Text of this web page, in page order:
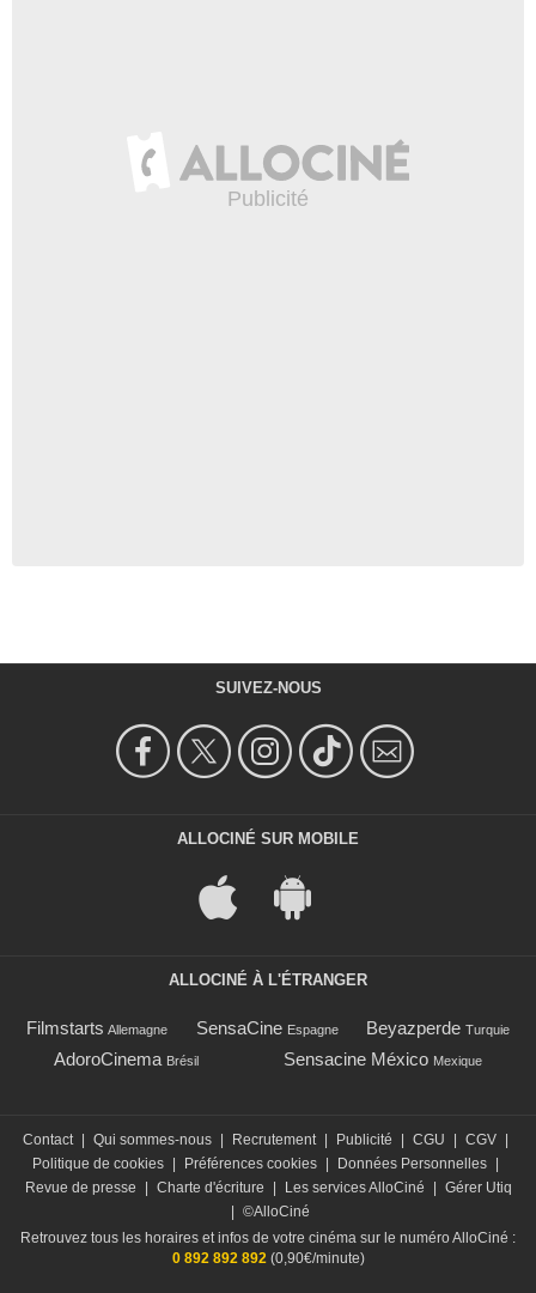
SUIVEZ-NOUS
ALLOCINÉ SUR MOBILE
ALLOCINÉ À L'ÉTRANGER
Filmstarts Allemagne SensaCine Espagne Beyazperde Turquie
AdoroCinema Brésil Sensacine México Mexique
Contact Qui sommes-nous Recrutement Publicité CGU CGV
Politique de cookies
Préférences cookies Données Personnelles
Revue de presse
Charte d'écriture Les services AlloCiné
Gérer Utiq
©AlloCiné
Retrouvez tous les horaires et infos de votre cinéma sur le numéro AlloCiné :
0 892 892 892(0,90€/minute)